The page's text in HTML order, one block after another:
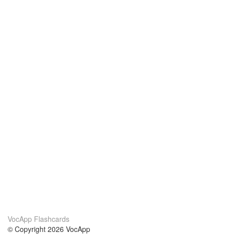
VocApp Flashcards
© Copyright 2026 VocApp